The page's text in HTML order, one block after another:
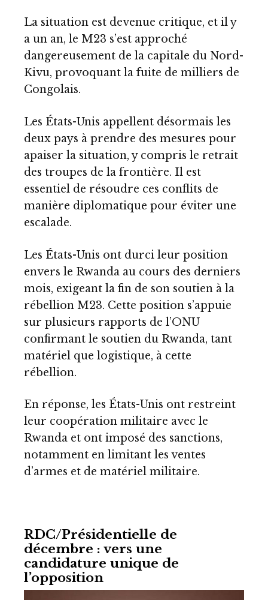
La situation est devenue critique, et il y
a un an, le M23 s’est approché
dangereusement de la capitale du Nord-
Kivu, provoquant la fuite de milliers de
Congolais.
Les États-Unis appellent désormais les
deux pays à prendre des mesures pour
apaiser la situation, y compris le retrait
des troupes de la frontière. Il est
essentiel de résoudre ces conflits de
manière diplomatique pour éviter une
escalade.
Les États-Unis ont durci leur position
envers le Rwanda au cours des derniers
mois, exigeant la fin de son soutien à la
rébellion M23. Cette position s’appuie
sur plusieurs rapports de l’ONU
confirmant le soutien du Rwanda, tant
matériel que logistique, à cette
rébellion.
En réponse, les États-Unis ont restreint
leur coopération militaire avec le
Rwanda et ont imposé des sanctions,
notamment en limitant les ventes
d’armes et de matériel militaire.
RDC/Présidentielle de
décembre : vers une
candidature unique de
l’opposition